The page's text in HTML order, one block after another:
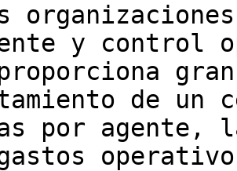
y control
de un
por agente,